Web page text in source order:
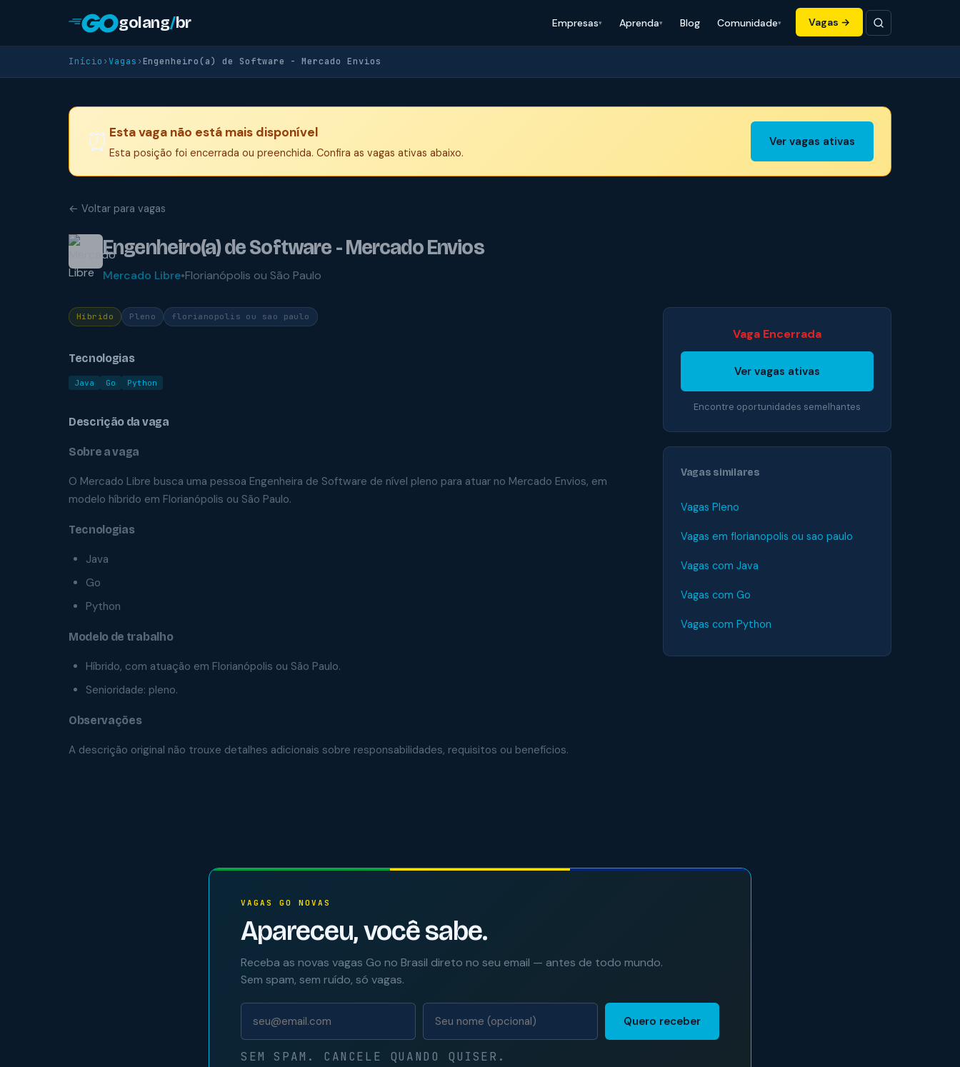
golang/br Empresas Aprenda Blog Comunidade Vagas →
Início ›Vagas ›Engenheiro(a) de Software - Mercado Envios
⏰ Esta vaga não está mais disponível
Esta posição foi encerrada ou preenchida. Confira as vagas ativas abaixo.
Ver vagas ativas
← Voltar para vagas
Engenheiro(a) de Software - Mercado Envios
Mercado Libre•Florianópolis ou São Paulo
Híbrido Pleno florianopolis ou sao paulo
Tecnologias
Java Go Python
Descrição da vaga
Sobre a vaga
O Mercado Libre busca uma pessoa Engenheira de Software de nível pleno para atuar no Mercado Envios, em
modelo híbrido em Florianópolis ou São Paulo.
Tecnologias
Java
Go
Python
Modelo de trabalho
Híbrido, com atuação em Florianópolis ou São Paulo.
Senioridade: pleno.
Observações
A descrição original não trouxe detalhes adicionais sobre responsabilidades, requisitos ou benefícios.
Vaga Encerrada
Ver vagas ativas
Encontre oportunidades semelhantes
Vagas similares
Vagas Pleno
Vagas em florianopolis ou sao paulo
Vagas com Java
Vagas com Go
Vagas com Python
VAGAS GO NOVAS
Apareceu, você sabe.
Receba as novas vagas Go no Brasil direto no seu email — antes de todo mundo.
Sem spam, sem ruído, só vagas.
Quero receber
SEM SPAM. CANCELE QUANDO QUISER.